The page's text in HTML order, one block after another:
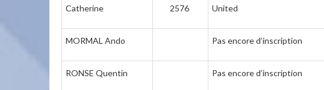
Catherine
2576 United
MORMAL Ando Pas encore d’inscription
RONSE Quentin Pas encore d’inscription